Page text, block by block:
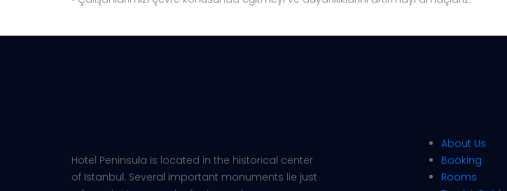
Hotel Peninsula is located in the historical center
of Istanbul. Several important monuments lie just
About Us
Booking
Rooms